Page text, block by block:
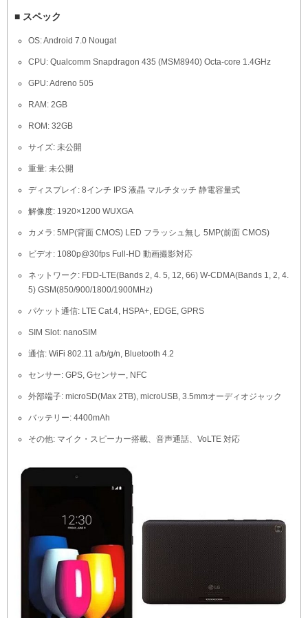
■ スペック
OS: Android 7.0 Nougat
CPU: Qualcomm Snapdragon 435 (MSM8940) Octa-core 1.4GHz
GPU: Adreno 505
RAM: 2GB
ROM: 32GB
サイズ: 未公開
重量: 未公開
ディスプレイ: 8インチ IPS 液晶 マルチタッチ 静電容量式
解像度: 1920×1200 WUXGA
カメラ: 5MP(背面 CMOS) LED フラッシュ無し 5MP(前面 CMOS)
ビデオ: 1080p@30fps Full-HD 動画撮影対応
ネットワーク: FDD-LTE(Bands 2, 4. 5, 12, 66) W-CDMA(Bands 1, 2, 4.
5) GSM(850/900/1800/1900MHz)
パケット通信: LTE Cat.4, HSPA+, EDGE, GPRS
SIM Slot: nanoSIM
通信: WiFi 802.11 a/b/g/n, Bluetooth 4.2
センサー: GPS, Gセンサー, NFC
外部端子: microSD(Max 2TB), microUSB, 3.5mmオーディオジャック
バッテリー: 4400mAh
その他: マイク・スピーカー搭載、音声通話、VoLTE 対応